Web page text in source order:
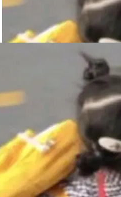
工智能生成内
统众包百科网站
调查发现，无论
未出现近期更
、
第一行翻译文
模块围绕三
：
与 Iceb
是缺失的那一
Doris 进一步支
V3 格式。
幕。本届大会
新联盟主办，以
代的质量新范
规模化产业落地
智能研发生产力
的Testin XAge
表产品。对CI
试正在从效率
。 CIO面对的新
于 ADT
了。Alex Fedos
他说的东西不新
其是和类型
件事：这不是类
的思维方式。 文
网站的深色主题
台 Clou
Cloudflare O
觉得这是又一